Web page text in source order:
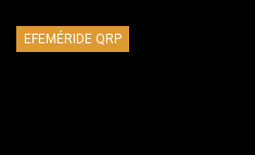
EFEMÉRIDE QRP